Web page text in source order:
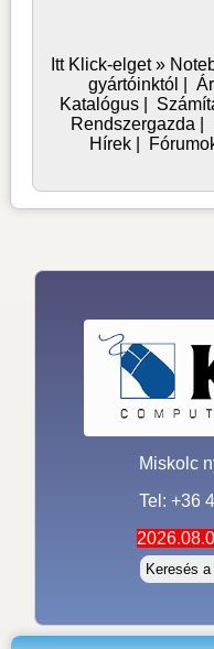
Itt Klick-elget »
gyártóinktól
|
Katalógus
Rendszergazda
Hírek
Miskolc
Tel: +36